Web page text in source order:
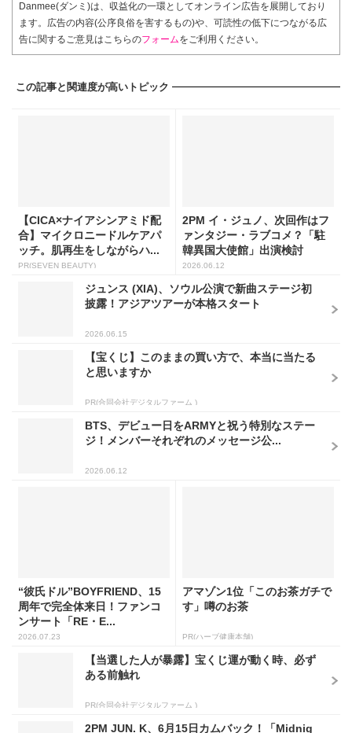
Danmee(ダンミ)は、収益化の一環としてオンライン広告を展開しており
ます。広告の内容(公序良俗を害するもの)や、可読性の低下につながる広
告に関するご意見はこちらのフォームをご利用ください。
この記事と関連度が高いトピック
【CICA×ナイアシンアミド配
合】マイクロニードルケアパ
ッチ。肌再生をしながらハ...
PR(SEVEN BEAUTY)
2PM イ・ジュノ、次回作はフ
ァンタジー・ラブコメ？「駐
韓異国大使館」出演検討
2026.06.12
ジュンス (XIA)、ソウル公演で新曲ステージ初
披露！アジアツアーが本格スタート
2026.06.15
【宝くじ】このままの買い方で、本当に当たる
と思いますか
PR(合同会社デジタルファーム )
BTS、デビュー日をARMYと祝う特別なステー
ジ！メンバーそれぞれのメッセージ公...
2026.06.12
“彼氏ドル”BOYFRIEND、15
周年で完全体来日！ファンコ
ンサート「RE・E...
2026.07.23
アマゾン1位「このお茶ガチで
す」噂のお茶
PR(ハーブ健康本舗)
【当選した人が暴露】宝くじ運が動く時、必ず
ある前触れ
PR(合同会社デジタルファーム )
2PM JUN. K、6月15日カムバック！「Midnig